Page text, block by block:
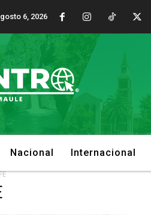
6, 2026
Nacional Internacional